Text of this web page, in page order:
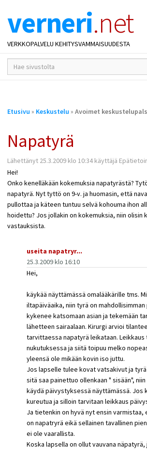
verneri.net
VERKKOPALVELU KEHITYSVAMMAISUUDESTA
hakusana(t)
*
Olet
Etusivu » Keskustelu » Avoimet
Napatyrä
Lähettänyt 25.3.2009 klo 10:34 käyttäjä
Hei!
Onko kenelläkään kokemuksia napatyrästä?
napatyrä. Nyt tyttö on 9-v. ja huomasin, että
pullottaa ja käteen tuntuu selvä kohouma ihon
hoidettu? Jos jollakin on kokemuksia, niin olisin
vastauksista.
useita napatryr...
25.3.2009 klo 16:10
Hei,
käykää näyttämässä omalääkärille tms.
iltapäiväaika, niin tyrä on mahdollisimman
kykenee katsomaan asian ja tekemään
lähetteen sairaalaan. Kirurgi arvioi
tarvittaessa napatyrä leikataan. Leikkaus
nukutuksessa ja siitä toipuu melko
yleensä ole mikään kovin iso juttu.
Jos lapselle tulee kovat vatsakivut ja
sitä saa painettuo ollenkaan " sisään",
käydä päivystyksessä näyttämässä. Jos
kureutua ja silloin tarvitaan leikkaus
Ja tietenkin on hyvä nyt ensin varmistaa,
on napatryrä eikä sellainen tavallinen
ei ole vaarallista.
Koska lapsella on ollut vauvana näpatyrä,